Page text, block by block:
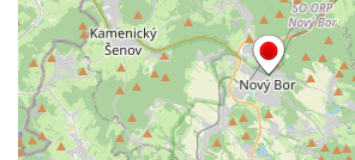
Křížová cesta Římov – XX. kaple – Svatá
Veronika potkává Ježíše a utírá mu do své
roušky pot z tváře
Křížová cesta Římov – XIX. kaple – Kristus
kříž nesoucí potkává Pannu Marii